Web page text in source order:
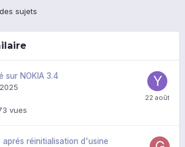
sujets
sur NOKIA 3.4
vues
aprés réinitialisation d'usine